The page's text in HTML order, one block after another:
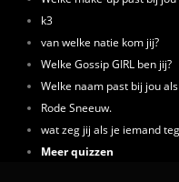
k3
van welke natie kom jij?
Welke Gossip GIRL ben jij?
Welke naam past bij jou
Rode Sneeuw.
wat zeg jij als je iemand
Meer quizzen